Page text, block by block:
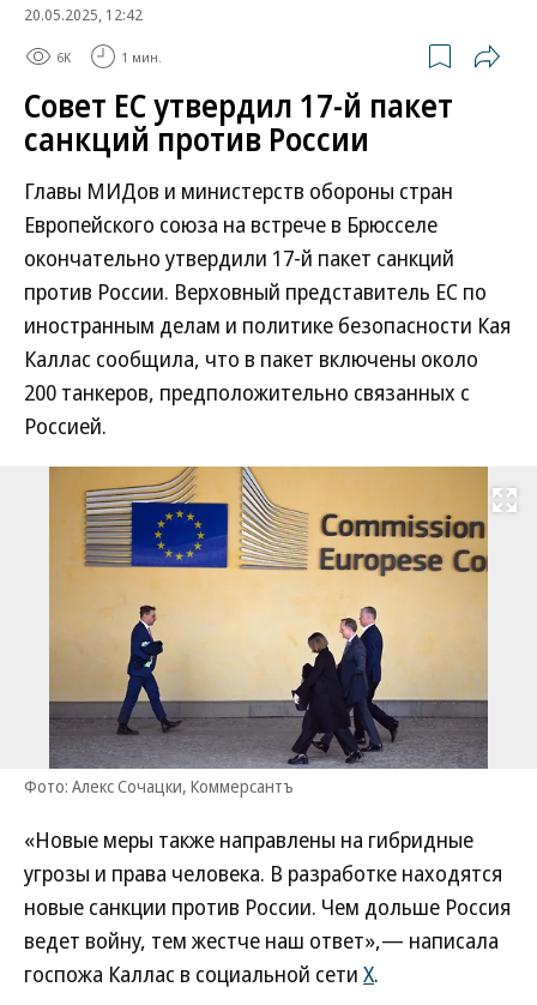
20.05.2025, 12:42
6K 1 мин.
Совет ЕС утвердил 17-й пакет
санкций против России
Главы МИДов и министерств обороны стран
Европейского союза на встрече в Брюсселе
окончательно утвердили 17-й пакет санкций
против России. Верховный представитель ЕС по
иностранным делам и политике безопасности Кая
Каллас сообщила, что в пакет включены около
200 танкеров, предположительно связанных с
Россией.
Развернуть
Фото: Алекс Сочацки, Коммерсантъ
«Новые меры также направлены на гибридные
угрозы и права человека. В разработке находятся
новые санкции против России. Чем дольше Россия
ведет войну, тем жестче наш ответ»,— написала
госпожа Каллас в социальной сети X.